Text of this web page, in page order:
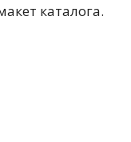
каталога.